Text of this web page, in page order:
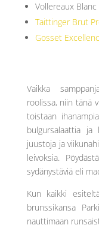
Vollereaux
Taittinger Brut
Gosset
Vaikka
roolissa, niin tänä
toistaan
bulgursalaattia ja
juustoja ja
leivoksia.
sydänystäviä eli
Kun kaikki
brunssikansa
nauttimaan